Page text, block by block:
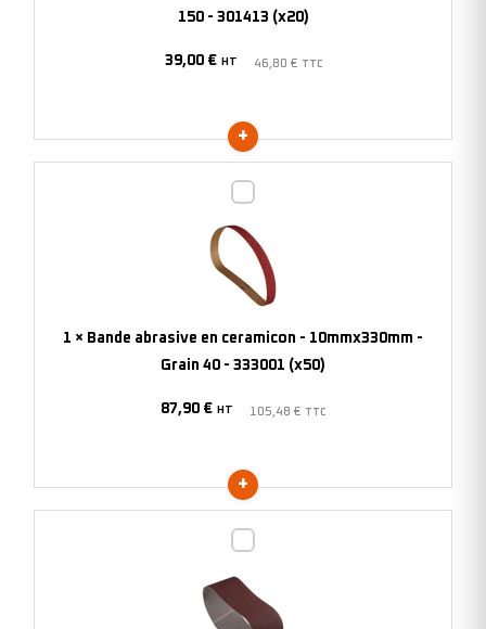
150
(x20)
150 - 301413 (x20)
39,00 € HT 46,80 €
en
ceramicon
40
(x50)
1 × Bande abrasive en ceramicon - 10mmx330mm -
Grain 40 - 333001 (x50)
87,90 € HT 105,48 €
corindon